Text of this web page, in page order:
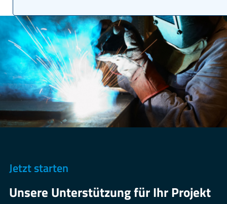
Jetzt starten
Unsere Unterstützung für Ihr Projekt